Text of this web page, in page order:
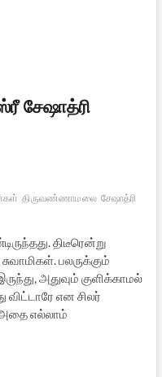
சேஷாத்ரி
திருவண்ணாமலை சேஷாத்ரி
திடீரென்று
பலருக்கும்
அதுவும் குளிக்காமல்
விட்டாரே என சிலர்
அதை எல்லாம்